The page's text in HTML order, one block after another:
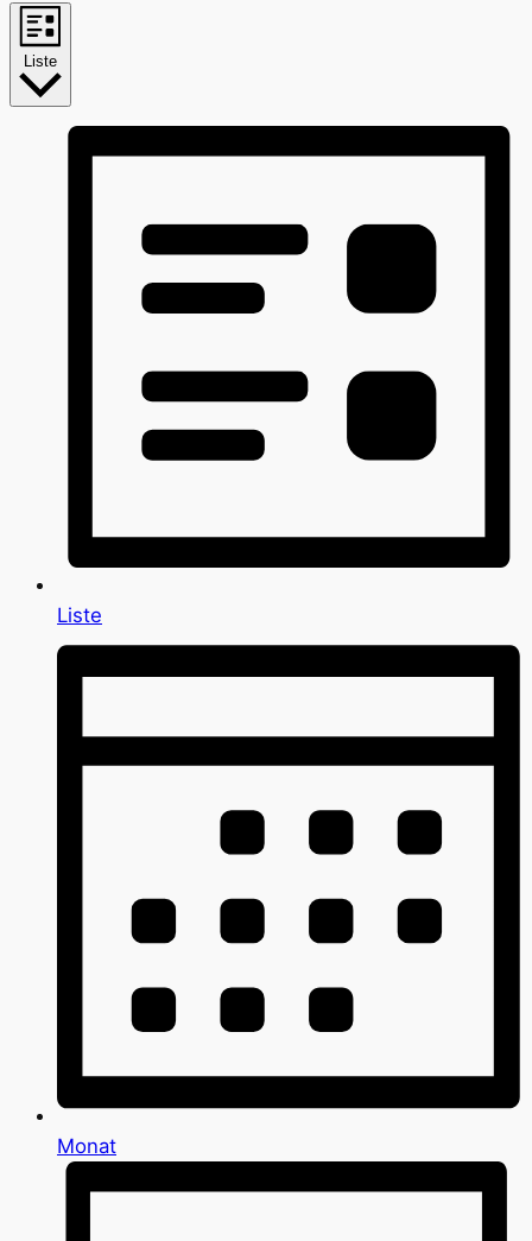
Liste
Liste
Monat